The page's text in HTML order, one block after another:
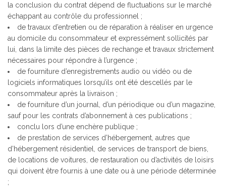
la conclusion du contrat dépend de fluctuations sur le marché
échappant au contrôle du professionnel ;
de travaux d’entretien ou de réparation à réaliser en urgence
au domicile du consommateur et expressément sollicités par
lui, dans la limite des pièces de rechange et travaux strictement
nécessaires pour répondre à l’urgence ;
de fourniture d’enregistrements audio ou vidéo ou de
logiciels informatiques lorsqu’ils ont été descellés par le
consommateur après la livraison ;
de fourniture d’un journal, d’un périodique ou d’un magazine,
sauf pour les contrats d’abonnement à ces publications ;
conclu lors d’une enchère publique ;
de prestation de services d’hébergement, autres que
d’hébergement résidentiel, de services de transport de biens,
de locations de voitures, de restauration ou d’activités de loisirs
qui doivent être fournis à une date ou à une période déterminée
;